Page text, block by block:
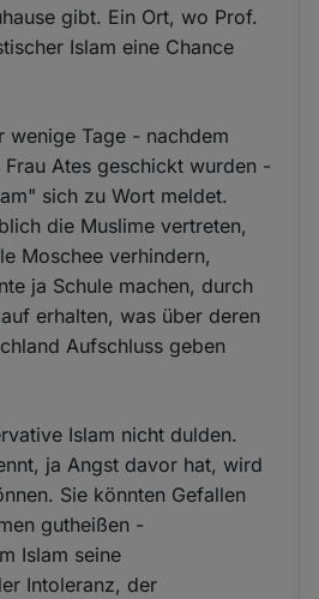
gibt. Ein Ort, wo Prof.
Islam eine Chance
wenige Tage - nachdem
Ates geschickt wurden -
sich zu Wort meldet.
die Muslime vertreten,
Moschee verhindern,
ja Schule machen, durch
erhalten, was über deren
Aufschluss geben
Islam nicht dulden.
ja Angst davor hat, wird
Sie könnten Gefallen
gutheißen -
Islam seine
Intoleranz, der